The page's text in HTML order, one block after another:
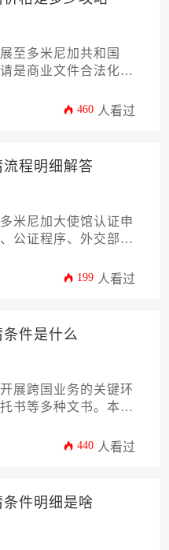
至多米尼加共和国
是商业文件合法化的
到各类潜在附加成
成本可控、流程高效
460 人看过
程明细解答
米尼加大使馆认证申
公证程序、外交部审
理方案，帮助企业高
199 人看过
件是什么
展跨国业务的关键环
书等多种文书。本文
办理流程及常见误区
440 人看过
件明细是啥